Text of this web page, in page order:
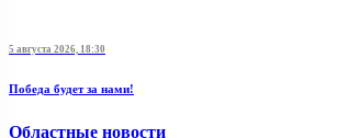
5 августа 2026, 18:30
Победа будет за нами!
Областные новости